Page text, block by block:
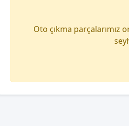
Oto çıkma parçalarımız